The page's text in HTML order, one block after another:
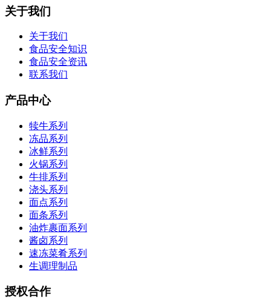
关于我们
关于我们
食品安全知识
食品安全资讯
联系我们
产品中心
犊牛系列
冻品系列
冰鲜系列
火锅系列
牛排系列
浇头系列
面点系列
面条系列
油炸裹面系列
酱卤系列
速冻菜肴系列
生调理制品
授权合作